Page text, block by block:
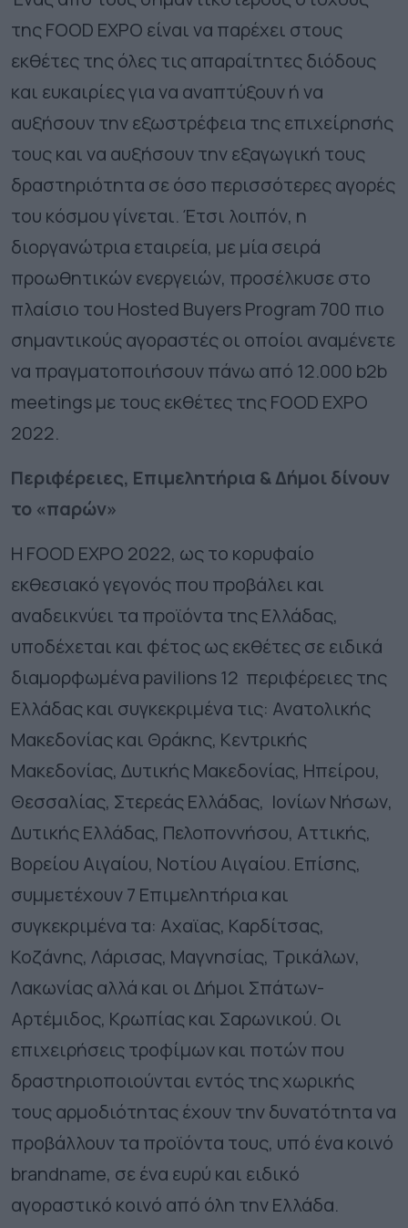
της FOOD EXPO είναι να παρέχει στους
εκθέτες της όλες τις απαραίτητες διόδους
και ευκαιρίες για να αναπτύξουν ή να
αυξήσουν την εξωστρέφεια της επιχείρησής
τους και να αυξήσουν την εξαγωγική τους
δραστηριότητα σε όσο περισσότερες αγορές
του κόσμου γίνεται. Έτσι λοιπόν, η
διοργανώτρια εταιρεία, με μία σειρά
προωθητικών ενεργειών, προσέλκυσε στο
πλαίσιο του Hosted Buyers Program 700 πιο
σημαντικούς αγοραστές οι οποίοι αναμένετε
να πραγματοποιήσουν πάνω από 12.000 b2b
meetings με τους εκθέτες της FOOD EXPO
2022.
Περιφέρειες, Επιμελητήρια & Δήμοι δίνουν
το «παρών»
Η FOOD EXPO 2022, ως το κορυφαίο
εκθεσιακό γεγονός που προβάλει και
αναδεικνύει τα προϊόντα της Ελλάδας,
υποδέχεται και φέτος ως εκθέτες σε ειδικά
διαμορφωμένα pavilions 12 περιφέρειες της
Ελλάδας και συγκεκριμένα τις: Ανατολικής
Μακεδονίας και Θράκης, Κεντρικής
Μακεδονίας, Δυτικής Μακεδονίας, Ηπείρου,
Θεσσαλίας, Στερεάς Ελλάδας, Ιονίων Νήσων,
Δυτικής Ελλάδας, Πελοποννήσου, Αττικής,
Βορείου Αιγαίου, Νοτίου Αιγαίου. Επίσης,
συμμετέχουν 7 Επιμελητήρια και
συγκεκριμένα τα: Αχαϊας, Καρδίτσας,
Κοζάνης, Λάρισας, Μαγνησίας, Τρικάλων,
Λακωνίας αλλά και οι Δήμοι Σπάτων-
Αρτέμιδος, Κρωπίας και Σαρωνικού. Οι
επιχειρήσεις τροφίμων και ποτών που
δραστηριοποιούνται εντός της χωρικής
τους αρμοδιότητας έχουν την δυνατότητα να
προβάλλουν τα προϊόντα τους, υπό ένα κοινό
brandname, σε ένα ευρύ και ειδικό
αγοραστικό κοινό από όλη την Ελλάδα.